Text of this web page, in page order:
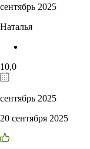
сентябрь 2025
Наталья
10,0
сентябрь 2025
20 сентября 2025